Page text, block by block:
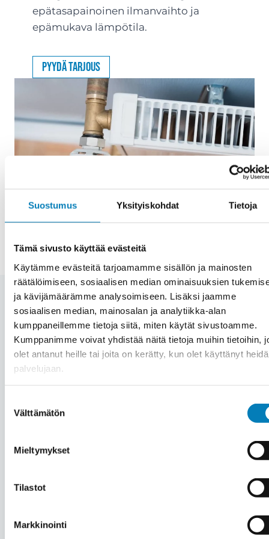
Suostumus Yksityiskohdat Tietoja
Tämä sivusto käyttää evästeitä
Käytämme evästeitä tarjoamamme sisällön ja mainosten
räätälöimiseen, sosiaalisen median ominaisuuksien
ja kävijämäärämme analysoimiseen. Lisäksi jaamme
sosiaalisen median, mainosalan ja analytiikka-alan
kumppaneillemme tietoja siitä, miten käytät sivustoamme.
Kumppanimme voivat yhdistää näitä tietoja muihin tietoihin,
olet antanut heille tai joita on kerätty, kun olet käyttänyt
palvelujaan.
valinta
Välttämätön
Mieltymykset
Tilastot
Markkinointi
epätasapainoinen ilmanvaihto ja
epämukava lämpötila.
Pyydä tarjous
Automaation hinta Parkano –
Mitä automaation hankinta
Jokainen automaatioprojekti Parkanossa on
työn laajuudesta ja asennettavasta laitteistosta.
automaatiojärjestelmä saavuttaa säästöä 15-20